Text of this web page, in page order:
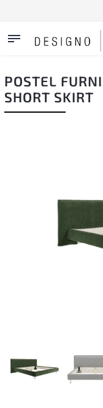
POSTEL
SHORT SKIRT